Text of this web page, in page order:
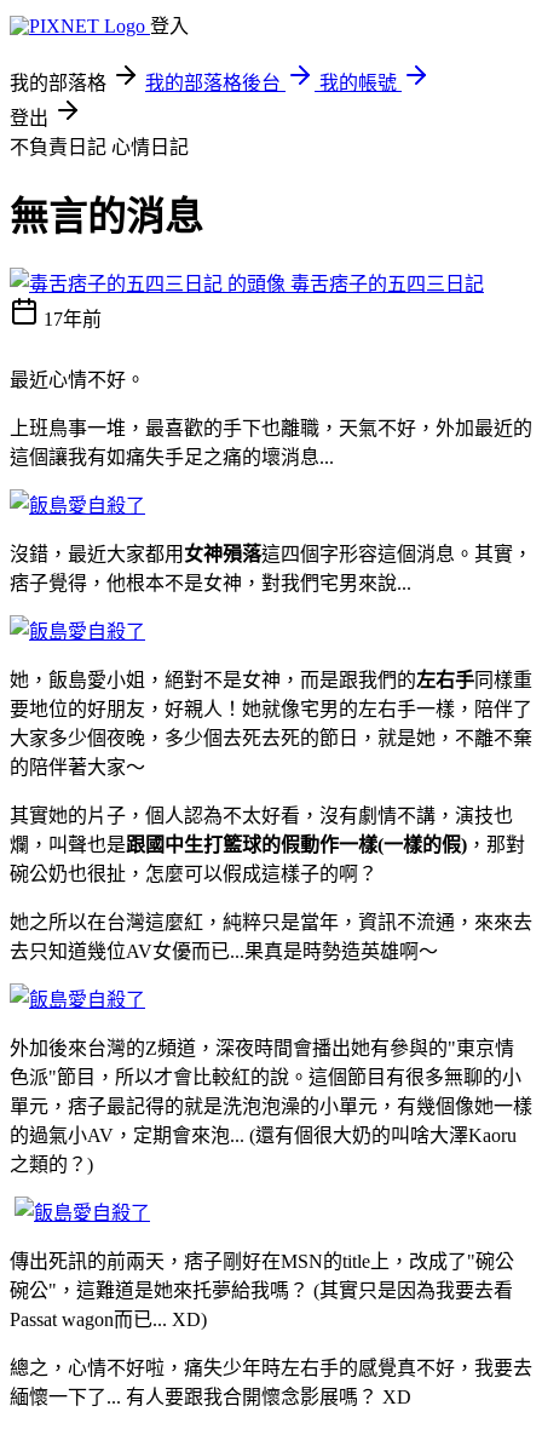
登入
我的部落格 我的部落格後台
我的帳號
登出
不負責日記 心情日記
無言的消息
毒舌痞子的五四三日記
17年前
最近心情不好。
上班鳥事一堆，最喜歡的手下也離職，天氣不好，外加最近的
這個讓我有如痛失手足之痛的壞消息...
沒錯，最近大家都用 女神殞落這四個字形容這個消息。其實，
痞子覺得，他根本不是女神，對我們宅男來說...
她，飯島愛小姐，絕對不是女神，而是跟我們的左右手同樣重
要地位的好朋友，好親人！她就像宅男的左右手一樣，陪伴了
大家多少個夜晚，多少個去死去死的節日，就是她，不離不棄
的陪伴著大家～
其實她的片子，個人認為不太好看，沒有劇情不講，演技也
爛，叫聲也是跟國中生打籃球的假動作一樣(一樣的假) ，那對
碗公奶也很扯，怎麼可以假成這樣子的啊？
她之所以在台灣這麼紅，純粹只是當年，資訊不流通，來來去
去只知道幾位AV女優而已...果真是時勢造英雄啊～
外加後來台灣的Z頻道，深夜時間會播出她有參與的"東京情
色派"節目，所以才會比較紅的說。這個節目有很多無聊的小
單元，痞子最記得的就是洗泡泡澡的小單元，有幾個像她一樣
的過氣小AV，定期會來泡... (還有個很大奶的叫啥大澤Kaoru
之類的？)
傳出死訊的前兩天，痞子剛好在MSN的title上，改成了"碗公
碗公"，這難道是她來托夢給我嗎？ (其實只是因為我要去看
Passat wagon而已... XD)
總之，心情不好啦，痛失少年時左右手的感覺真不好，我要去
緬懷一下了... 有人要跟我合開懷念影展嗎？ XD